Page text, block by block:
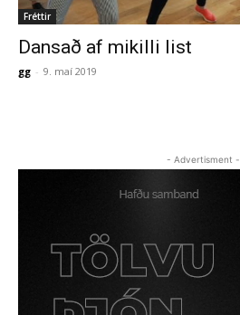
Fréttir
Dansað af mikilli list
gg - 9. maí 2019
- Advertisment -